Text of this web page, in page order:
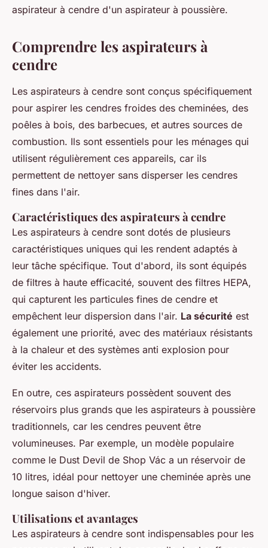
aspirateur à cendre d'un aspirateur à poussière.
Comprendre les aspirateurs à
cendre
Les aspirateurs à cendre sont conçus spécifiquement
pour aspirer les cendres froides des cheminées, des
poêles à bois, des barbecues, et autres sources de
combustion. Ils sont essentiels pour les ménages qui
utilisent régulièrement ces appareils, car ils
permettent de nettoyer sans disperser les cendres
fines dans l'air.
Caractéristiques des aspirateurs à cendre
Les aspirateurs à cendre sont dotés de plusieurs
caractéristiques uniques qui les rendent adaptés à
leur tâche spécifique. Tout d'abord, ils sont équipés
de filtres à haute efficacité, souvent des filtres HEPA,
qui capturent les particules fines de cendre et
empêchent leur dispersion dans l'air. La sécurité est
également une priorité, avec des matériaux résistants
à la chaleur et des systèmes anti explosion pour
éviter les accidents.
En outre, ces aspirateurs possèdent souvent des
réservoirs plus grands que les aspirateurs à poussière
traditionnels, car les cendres peuvent être
volumineuses. Par exemple, un modèle populaire
comme le Dust Devil de Shop Vác a un réservoir de
10 litres, idéal pour nettoyer une cheminée après une
longue saison d'hiver.
Utilisations et avantages
Les aspirateurs à cendre sont indispensables pour les